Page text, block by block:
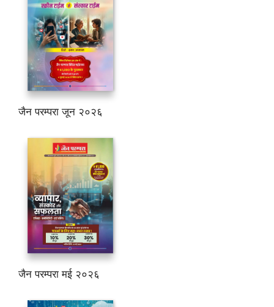
जैन परम्परा जून २०२६
जैन परम्परा मई २०२६